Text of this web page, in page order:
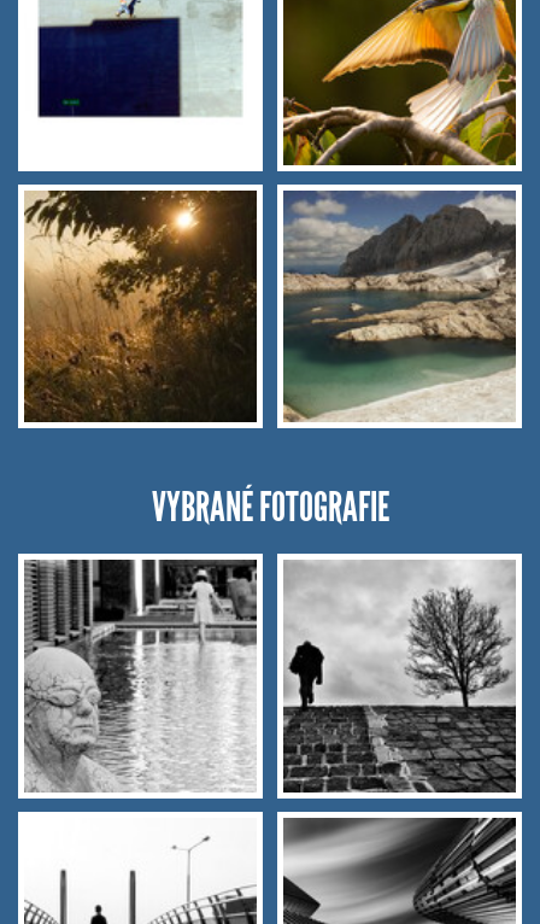
VYBRANÉ FOTOGRAFIE